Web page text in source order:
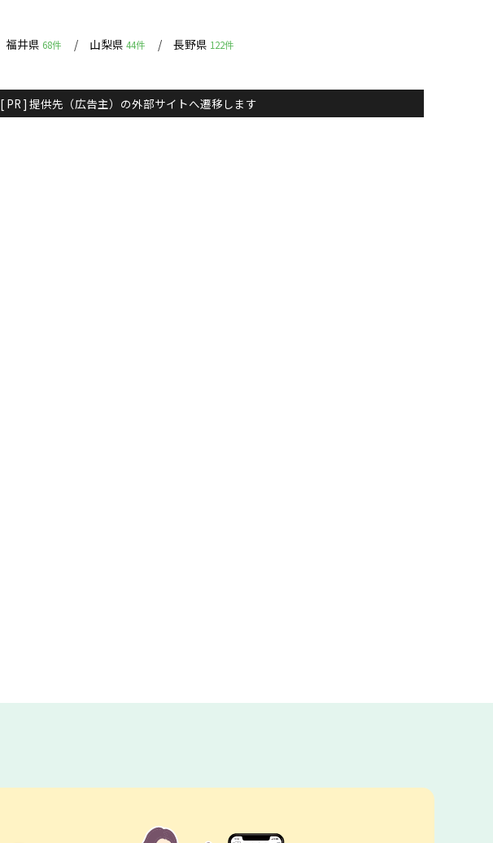
福井県 68件 山梨県 44件 長野県 122件
[ PR ] 提供先（広告主）の外部サイトへ遷移します